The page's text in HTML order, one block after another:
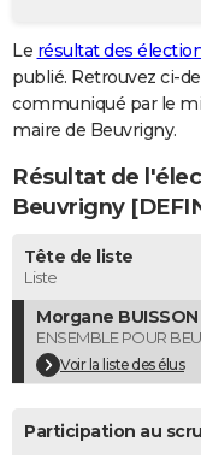
GUIDES D'ACHAT
BONS PLANS
CARTE DE VOEUX
Carte de Noël
Carte Bonne année
Carte Saint-Valentin
Carte Pâques
Carte d'anniversaire
DICTIONNAIRE
Dictionnaire
Biographies
Citations
Expressions
Proverbes
PROGRAMME TV
COPAINS D'AVANT
S'inscrire
Se connecter
Lycées
Collèges
Primaires
Universités
Entreprises
Service militaire
Avis de recherche
AVIS DE DÉCÈS
FORUM
Le résultat des
publié. Retrouvez ci-
communiqué par le
maire de Beuvrigny.
Résultat de
Beuvrigny
Tête de liste
Liste
Morgane BUISSON
ENSEMBLE POUR
Voir la liste des élus
Participation au